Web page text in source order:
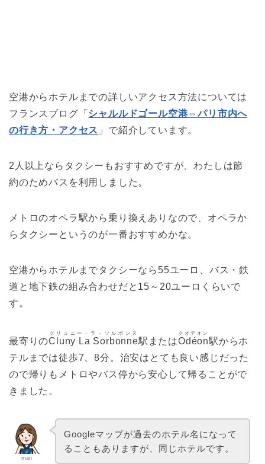
空港からホテルまでの詳しいアクセス方法については
フランスブログ「 シャルルドゴール空港⇔パリ市内へ
の行き方・アクセス 」で紹介しています。
2人以上ならタクシーもおすすめですが、わたしは節
約のためバスを利用しました。
メトロのオペラ駅から乗り換えありなので、オペラか
らタクシーというのが一番おすすめかな。
空港からホテルまでタクシーなら55ユーロ、バス・鉄
道と地下鉄の組み合わせだと15～20ユーロくらいで
す。
最寄りのCluny La Sorbonne
クリュニー・ラ・ソルボンヌ
駅またはOdéon
クオデオン
駅からホ
テルまでは徒歩7、8分。治安はとても良い感じだった
ので帰りもメトロやバス停から安心して帰ることがで
きました。
mari
Googleマップが過去のホテル名になって
ることもありますが、同じホテルです。